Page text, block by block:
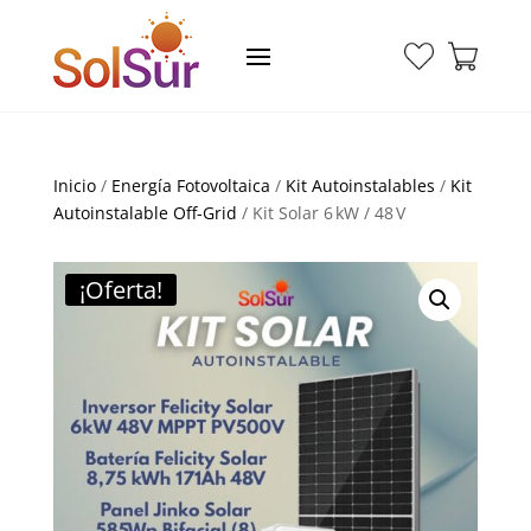
Inicio/ Energía Fotovoltaica / Kit Autoinstalables / Kit
Autoinstalable Off-Grid / Kit Solar 6 kW / 48 V
¡Oferta!